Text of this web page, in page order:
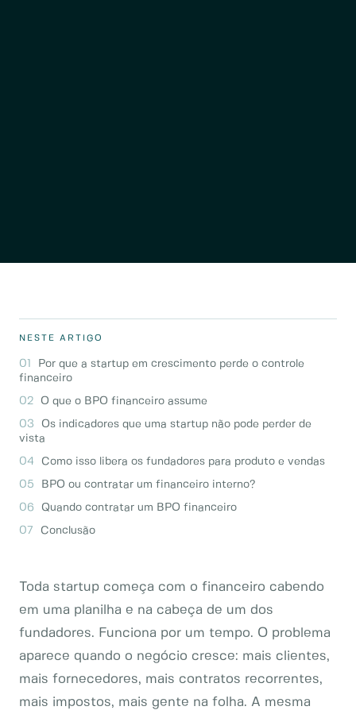
NESTE ARTIGO
Por que a startup em crescimento perde o controle
financeiro
O que o BPO financeiro assume
Os indicadores que uma startup não pode perder de
vista
Como isso libera os fundadores para produto e vendas
BPO ou contratar um financeiro interno?
Quando contratar um BPO financeiro
Conclusão
Toda startup começa com o financeiro cabendo
em uma planilha e na cabeça de um dos
fundadores. Funciona por um tempo. O problema
aparece quando o negócio cresce: mais clientes,
mais fornecedores, mais contratos recorrentes,
mais impostos, mais gente na folha. A mesma